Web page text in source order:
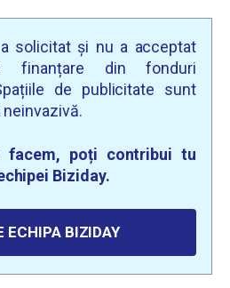
solicitat și nu a acceptat
finanțare din fonduri
de publicitate sunt
neinvazivă.
facem, poți contribui tu
Biziday.
ECHIPA BIZIDAY